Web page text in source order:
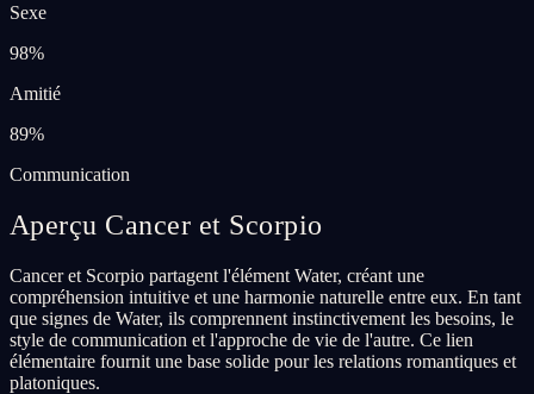
Sexe
98%
Amitié
89%
Communication
Aperçu Cancer et Scorpio
Cancer et Scorpio partagent l'élément Water, créant une
compréhension intuitive et une harmonie naturelle entre eux. En tant
que signes de Water, ils comprennent instinctivement les besoins, le
style de communication et l'approche de vie de l'autre. Ce lien
élémentaire fournit une base solide pour les relations romantiques et
platoniques.